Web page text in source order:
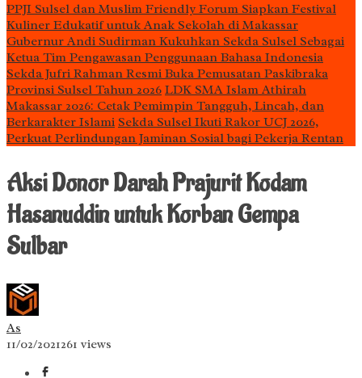
PPJI Sulsel dan Muslim Friendly Forum Siapkan Festival
Kuliner Edukatif untuk Anak Sekolah di Makassar
Gubernur Andi Sudirman Kukuhkan Sekda Sulsel Sebagai
Ketua Tim Pengawasan Penggunaan Bahasa Indonesia
Sekda Jufri Rahman Resmi Buka Pemusatan Paskibraka
Provinsi Sulsel Tahun 2026 LDK SMA Islam Athirah
Makassar 2026: Cetak Pemimpin Tangguh, Lincah, dan
Berkarakter Islami Sekda Sulsel Ikuti Rakor UCJ 2026,
Perkuat Perlindungan Jaminan Sosial bagi Pekerja Rentan
Aksi Donor Darah Prajurit Kodam
Hasanuddin untuk Korban Gempa
Sulbar
As
11/02/2021261 views